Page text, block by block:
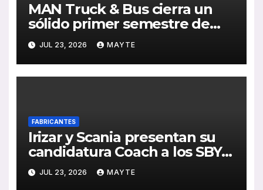
MAN Truck & Bus cierra un
sólido primer semestre de
2026 con crecimiento en
ventas, pedidos y
rentabilidad
JUL 23, 2026 MAYTE
FABRICANTES
Irizar y Scania presentan su
candidatura Coach a los SBY
2027 con el i6S Efficient sobre
plataforma Super PHEV
JUL 23, 2026 MAYTE